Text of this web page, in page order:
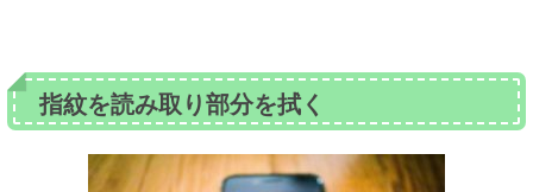
指紋を読み取り部分を拭く